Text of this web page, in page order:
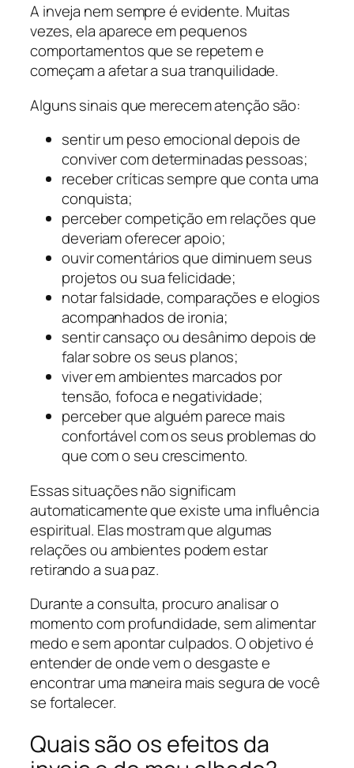
A inveja nem sempre é evidente. Muitas
vezes, ela aparece em pequenos
comportamentos que se repetem e
começam a afetar a sua tranquilidade.
Alguns sinais que merecem atenção são:
sentir um peso emocional depois de
conviver com determinadas pessoas;
receber críticas sempre que conta uma
conquista;
perceber competição em relações que
deveriam oferecer apoio;
ouvir comentários que diminuem seus
projetos ou sua felicidade;
notar falsidade, comparações e elogios
acompanhados de ironia;
sentir cansaço ou desânimo depois de
falar sobre os seus planos;
viver em ambientes marcados por
tensão, fofoca e negatividade;
perceber que alguém parece mais
confortável com os seus problemas do
que com o seu crescimento.
Essas situações não significam
automaticamente que existe uma influência
espiritual. Elas mostram que algumas
relações ou ambientes podem estar
retirando a sua paz.
Durante a consulta, procuro analisar o
momento com profundidade, sem alimentar
medo e sem apontar culpados. O objetivo é
entender de onde vem o desgaste e
encontrar uma maneira mais segura de você
se fortalecer.
Quais são os efeitos da